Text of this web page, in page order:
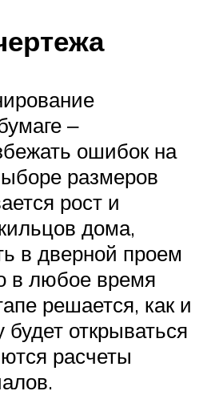
‒
ошибок на
размеров
рост и
дома,
в дверной проем
в любое время
решается, как и
будет открываться
расчеты